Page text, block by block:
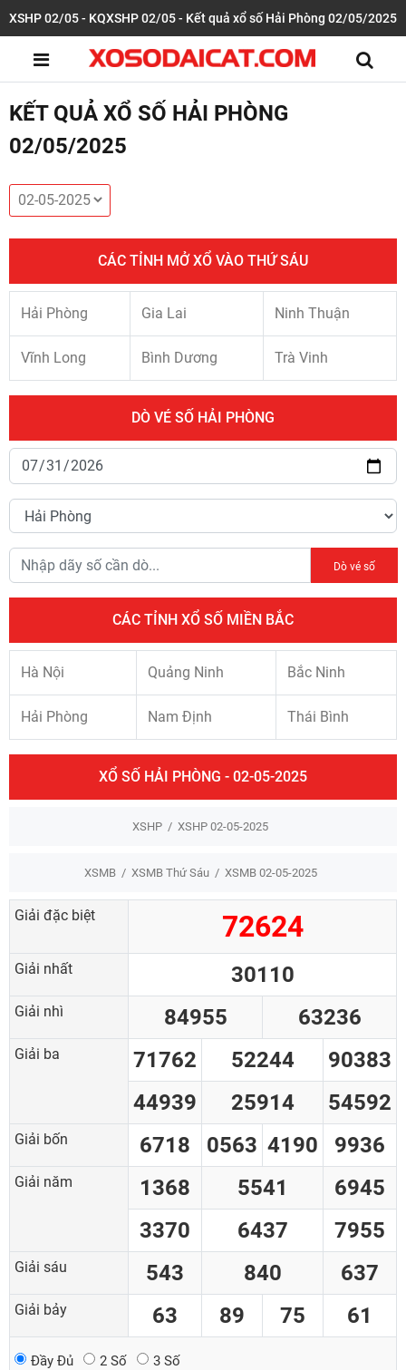
XSHP 02/05 - KQXSHP 02/05 - Kết quả xổ số Hải Phòng 02/05/2025
KẾT QUẢ XỔ SỐ HẢI PHÒNG
02/05/2025
CÁC TỈNH MỞ XỔ VÀO THỨ SÁU
Hải Phòng Gia Lai Ninh Thuận
Vĩnh Long Bình Dương Trà Vinh
DÒ VÉ SỐ HẢI PHÒNG
Dò vé số
CÁC TỈNH XỔ SỐ MIỀN BẮC
Hà Nội Quảng Ninh Bắc Ninh
Hải Phòng Nam Định Thái Bình
XỔ SỐ HẢI PHÒNG - 02-05-2025
XSHP XSHP 02-05-2025
XSMB XSMB Thứ Sáu XSMB 02-05-2025
Giải đặc biệt 72624
Giải nhất 30110
Giải nhì 84955 63236
Giải ba 71762 52244
90383
44939
25914 54592
Giải bốn 6718 0563 4190 9936
Giải năm 1368 5541
6945
3370
6437 7955
Giải sáu 543 840 637
Giải bảy 63 89 75 61
Đầy Đủ 2 Số 3 Số